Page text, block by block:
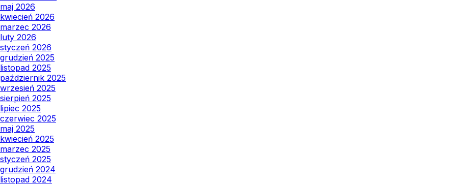
maj 2026
kwiecień 2026
marzec 2026
luty 2026
styczeń 2026
grudzień 2025
listopad 2025
październik 2025
wrzesień 2025
sierpień 2025
lipiec 2025
czerwiec 2025
maj 2025
kwiecień 2025
marzec 2025
styczeń 2025
grudzień 2024
listopad 2024